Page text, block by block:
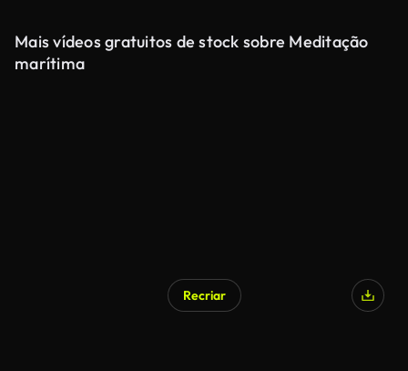
Mais vídeos gratuitos de stock sobre Meditação
marítima
Recriar